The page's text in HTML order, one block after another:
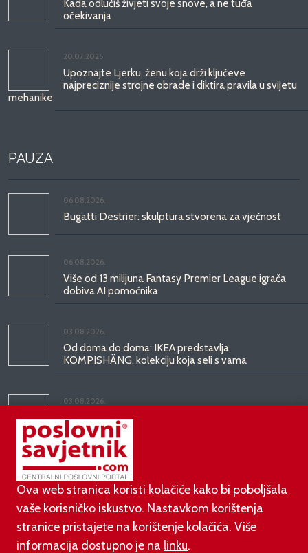
Kada odlučiš živjeti svoje snove, a ne tuđa
očekivanja
20.07.2026.
Upoznajte Ljerku, ženu koja drži ključeve
najpreciznije strojne obrade i diktira pravila u svijetu
mehanike
PAUZA
06.08.2026.
Bugatti Destrier: skulptura stvorena za vječnost
06.08.2026.
Više od 13 milijuna Fantasy Premier League igrača
dobiva AI pomoćnika
03.08.2026.
Od doma do doma: IKEA predstavlja
KOMPISHÄNG, kolekciju koja seli s vama
03.08.2026.
Kineski BYD predstavio luksuznu limuzinu veću od
Mercedesove S-klase, obećava domet do 1.000
kilometara
Ova web stranica koristi kolačiće kako bi poboljšala
vaše korisničko iskustvo. Nastavkom korištenja
stranice pristajete na korištenje kolačića. Više
informacija dostupno je na linku.